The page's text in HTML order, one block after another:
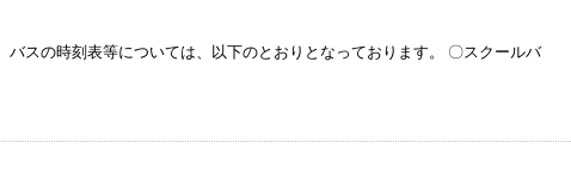
スの時刻表等については、以下のとおりとなっております。 〇スクールバ